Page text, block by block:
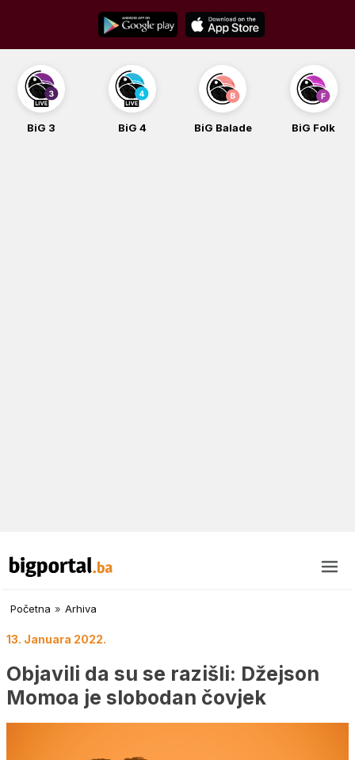
content
BiG 3 BiG 4 BiG Balade BiG Folk
Početna » Arhiva
13. Januara 2022.
Objavili da su se razišli: Džejson
Momoa je slobodan čovjek